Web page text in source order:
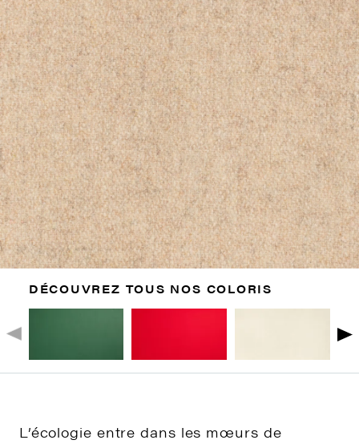
DÉCOUVREZ TOUS NOS COLORIS
L’écologie entre dans les mœurs de